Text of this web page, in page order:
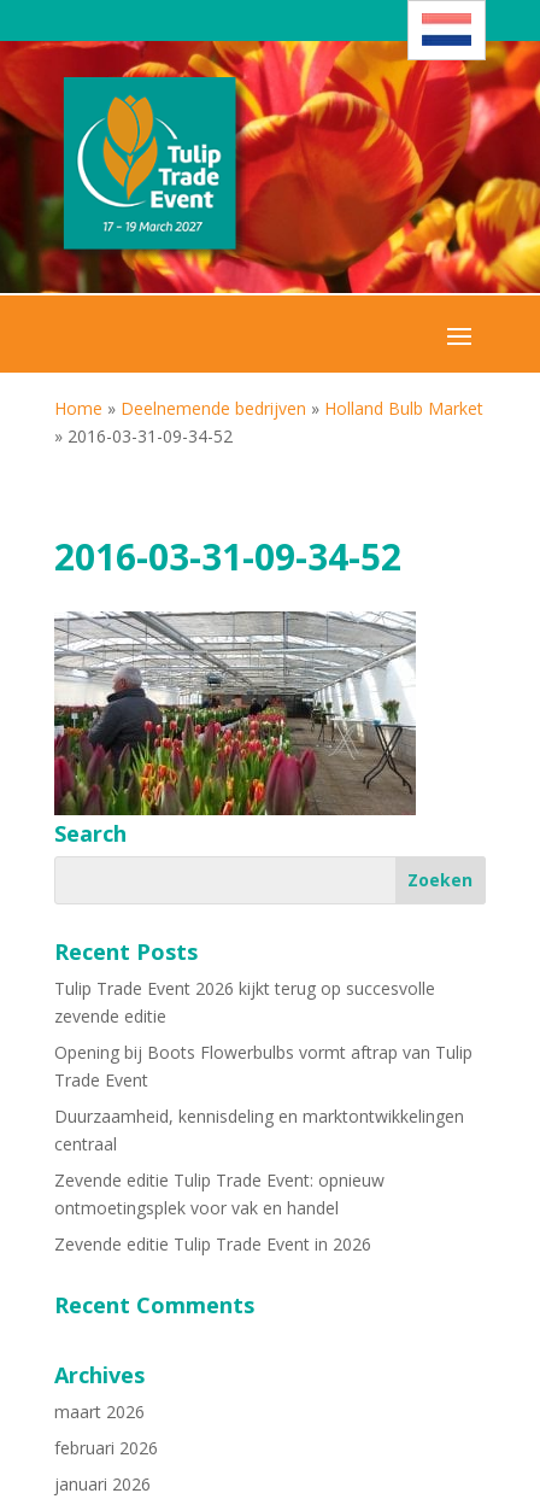
Home » Deelnemende bedrijven » Holland Bulb Market
» 2016-03-31-09-34-52
2016-03-31-09-34-52
Search
Recent Posts
Tulip Trade Event 2026 kijkt terug op succesvolle
zevende editie
Opening bij Boots Flowerbulbs vormt aftrap van Tulip
Trade Event
Duurzaamheid, kennisdeling en marktontwikkelingen
centraal
Zevende editie Tulip Trade Event: opnieuw
ontmoetingsplek voor vak en handel
Zevende editie Tulip Trade Event in 2026
Recent Comments
Archives
maart 2026
februari 2026
januari 2026